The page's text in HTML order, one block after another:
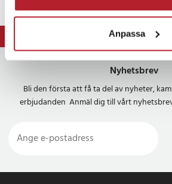
Anpassa
⭐ 365 dagars öppet köp
Nyhetsbrev
Bli den första att få ta del av nyheter,
erbjudanden Anmäl dig till vårt